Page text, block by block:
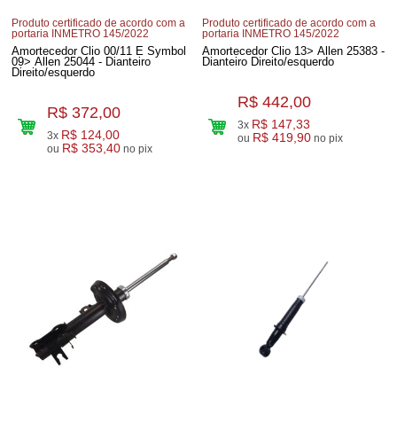
Produto certificado de acordo com a
portaria INMETRO 145/2022
Amortecedor Clio 00/11 E Symbol
09> Allen 25044 - Dianteiro
Direito/esquerdo
R$ 372,00
3x R$ 124,00
ou R$ 353,40 no pix
Produto certificado de acordo com a
portaria INMETRO 145/2022
Amortecedor Clio 13> Allen 25383 -
Dianteiro Direito/esquerdo
R$ 442,00
3x R$ 147,33
ou R$ 419,90 no pix